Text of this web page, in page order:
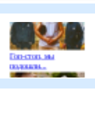
Гоп-стоп, мы
подошли...